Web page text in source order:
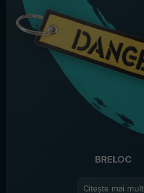
BRELOC
Citește mai mult